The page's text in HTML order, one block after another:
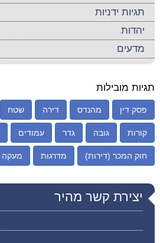
תגיות ידניות
יהדות
מדעים
תגיות מובילות
פסק דין מהנדס דירה שטח
קורות גובה גדר עמודים
חוק המכר (דירות) מדרגות מעקה
יצירת קשר מהיר